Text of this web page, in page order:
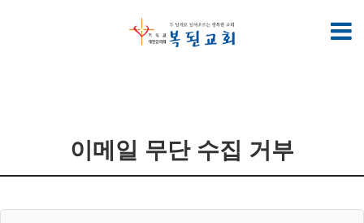
이메일 무단 수집 거부